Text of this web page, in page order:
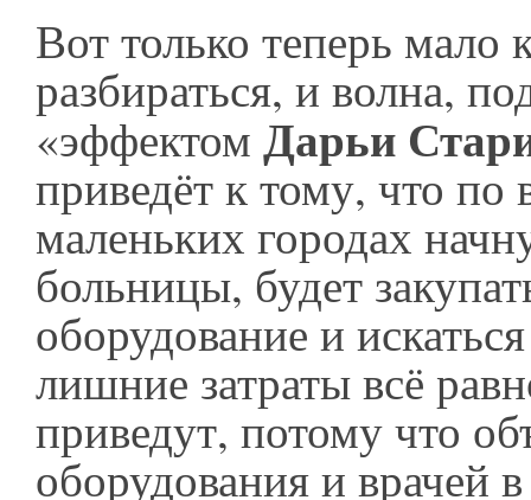
Вот только теперь мало
разбираться, и волна,
«эффектом Дарьи
приведёт к тому, что по
маленьких городах
больницы, будет
оборудование и
лишние затраты всё
приведут, потому что
оборудования и врачей